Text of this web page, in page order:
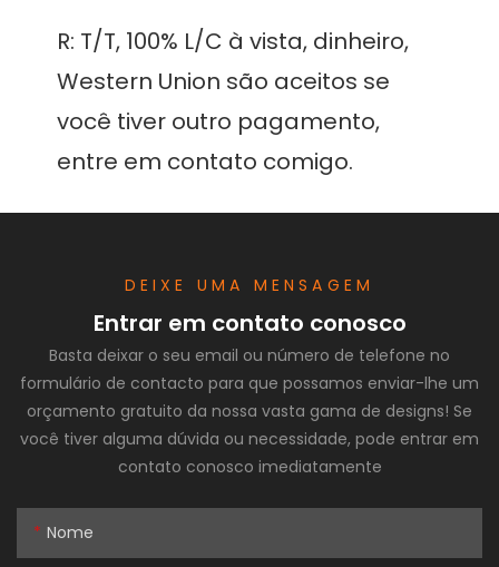
R: T/T, 100% L/C à vista, dinheiro,
Western Union são aceitos se
você tiver outro pagamento,
DEIXE UMA MENSAGEM
Entrar em contato conosco
Basta deixar o seu email ou número de telefone no
formulário de contacto para que possamos enviar-lhe um
orçamento gratuito da nossa vasta gama de designs! Se
você tiver alguma dúvida ou necessidade, pode entrar em
contato conosco imediatamente
Nome